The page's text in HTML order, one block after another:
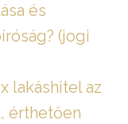
és
(jogi
lakáshitel az
érthetően